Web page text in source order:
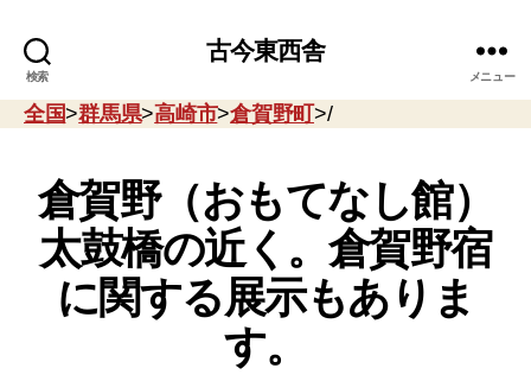
検索
古今東西舎
メニュー
全国>群馬県>高崎市>倉賀野町 >/
倉賀野（おもてなし館）
太鼓橋の近く。倉賀野宿
に関する展示もありま
す。